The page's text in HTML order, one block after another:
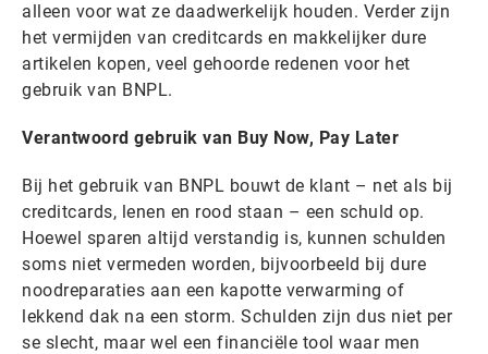
alleen voor wat ze daadwerkelijk houden. Verder zijn
het vermijden van creditcards en makkelijker dure
artikelen kopen, veel gehoorde redenen voor het
gebruik van BNPL.
Verantwoord gebruik van Buy Now, Pay Later
Bij het gebruik van BNPL bouwt de klant – net als bij
creditcards, lenen en rood staan – een schuld op.
Hoewel sparen altijd verstandig is, kunnen schulden
soms niet vermeden worden, bijvoorbeeld bij dure
noodreparaties aan een kapotte verwarming of
lekkend dak na een storm. Schulden zijn dus niet per
se slecht, maar wel een financiële tool waar men